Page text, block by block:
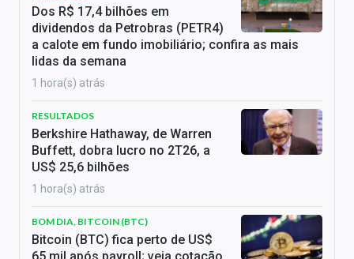
Dos R$ 17,4 bilhões em
dividendos da Petrobras (PETR4)
a calote em fundo imobiliário; confira as mais
lidas da semana
1 hora(s) atrás
RESULTADOS
Berkshire Hathaway, de Warren
Buffett, dobra lucro no 2T26, a
US$ 25,6 bilhões
1 hora(s) atrás
BOM DIA, BITCOIN (BTC)
Bitcoin (BTC) fica perto de US$
65 mil após payroll; veja cotação